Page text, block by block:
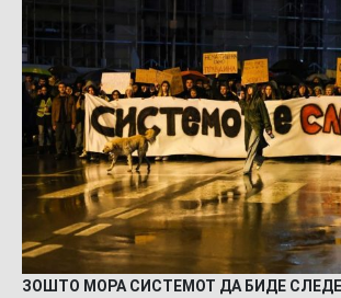
ЗОШТО МОРА СИСТЕМОТ ДА БИДЕ